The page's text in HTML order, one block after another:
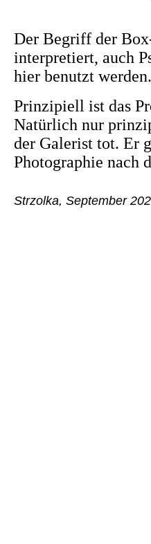
Der Begriff der
interpretiert, auch
hier benutzt werden.
Prinzipiell ist das
Natürlich nur
der Galerist tot. Er
Photographie nach
Strzolka, September